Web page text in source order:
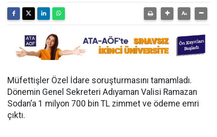
Müfettişler Özel İdare soruşturmasını tamamladı.
Dönemin Genel Sekreteri Adıyaman Valisi Ramazan
Sodan’a 1 milyon 700 bin TL zimmet ve ödeme emri
çıktı.